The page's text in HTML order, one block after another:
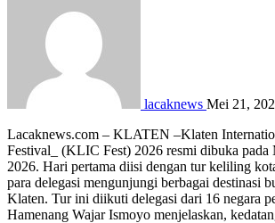
lacaknews Mei 21,
Lacaknews.com – KLATEN –Klaten
Festival_ (KLIC Fest) 2026 resmi dibuka
2026. Hari pertama diisi dengan tur keliling
para delegasi mengunjungi berbagai destinasi
Klaten. Tur ini diikuti delegasi dari 16 negara
Hamenang Wajar Ismoyo menjelaskan,